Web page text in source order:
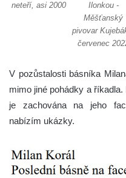
neteří, asi 2000
Ilonkou -
Měšťanský
pivovar
červenec
V pozůstalosti básníka
mimo jiné pohádky a
je zachována na jeho
nabízím ukázky.